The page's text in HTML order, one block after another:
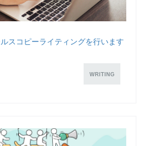
スコピーライティングを行います
WRITING